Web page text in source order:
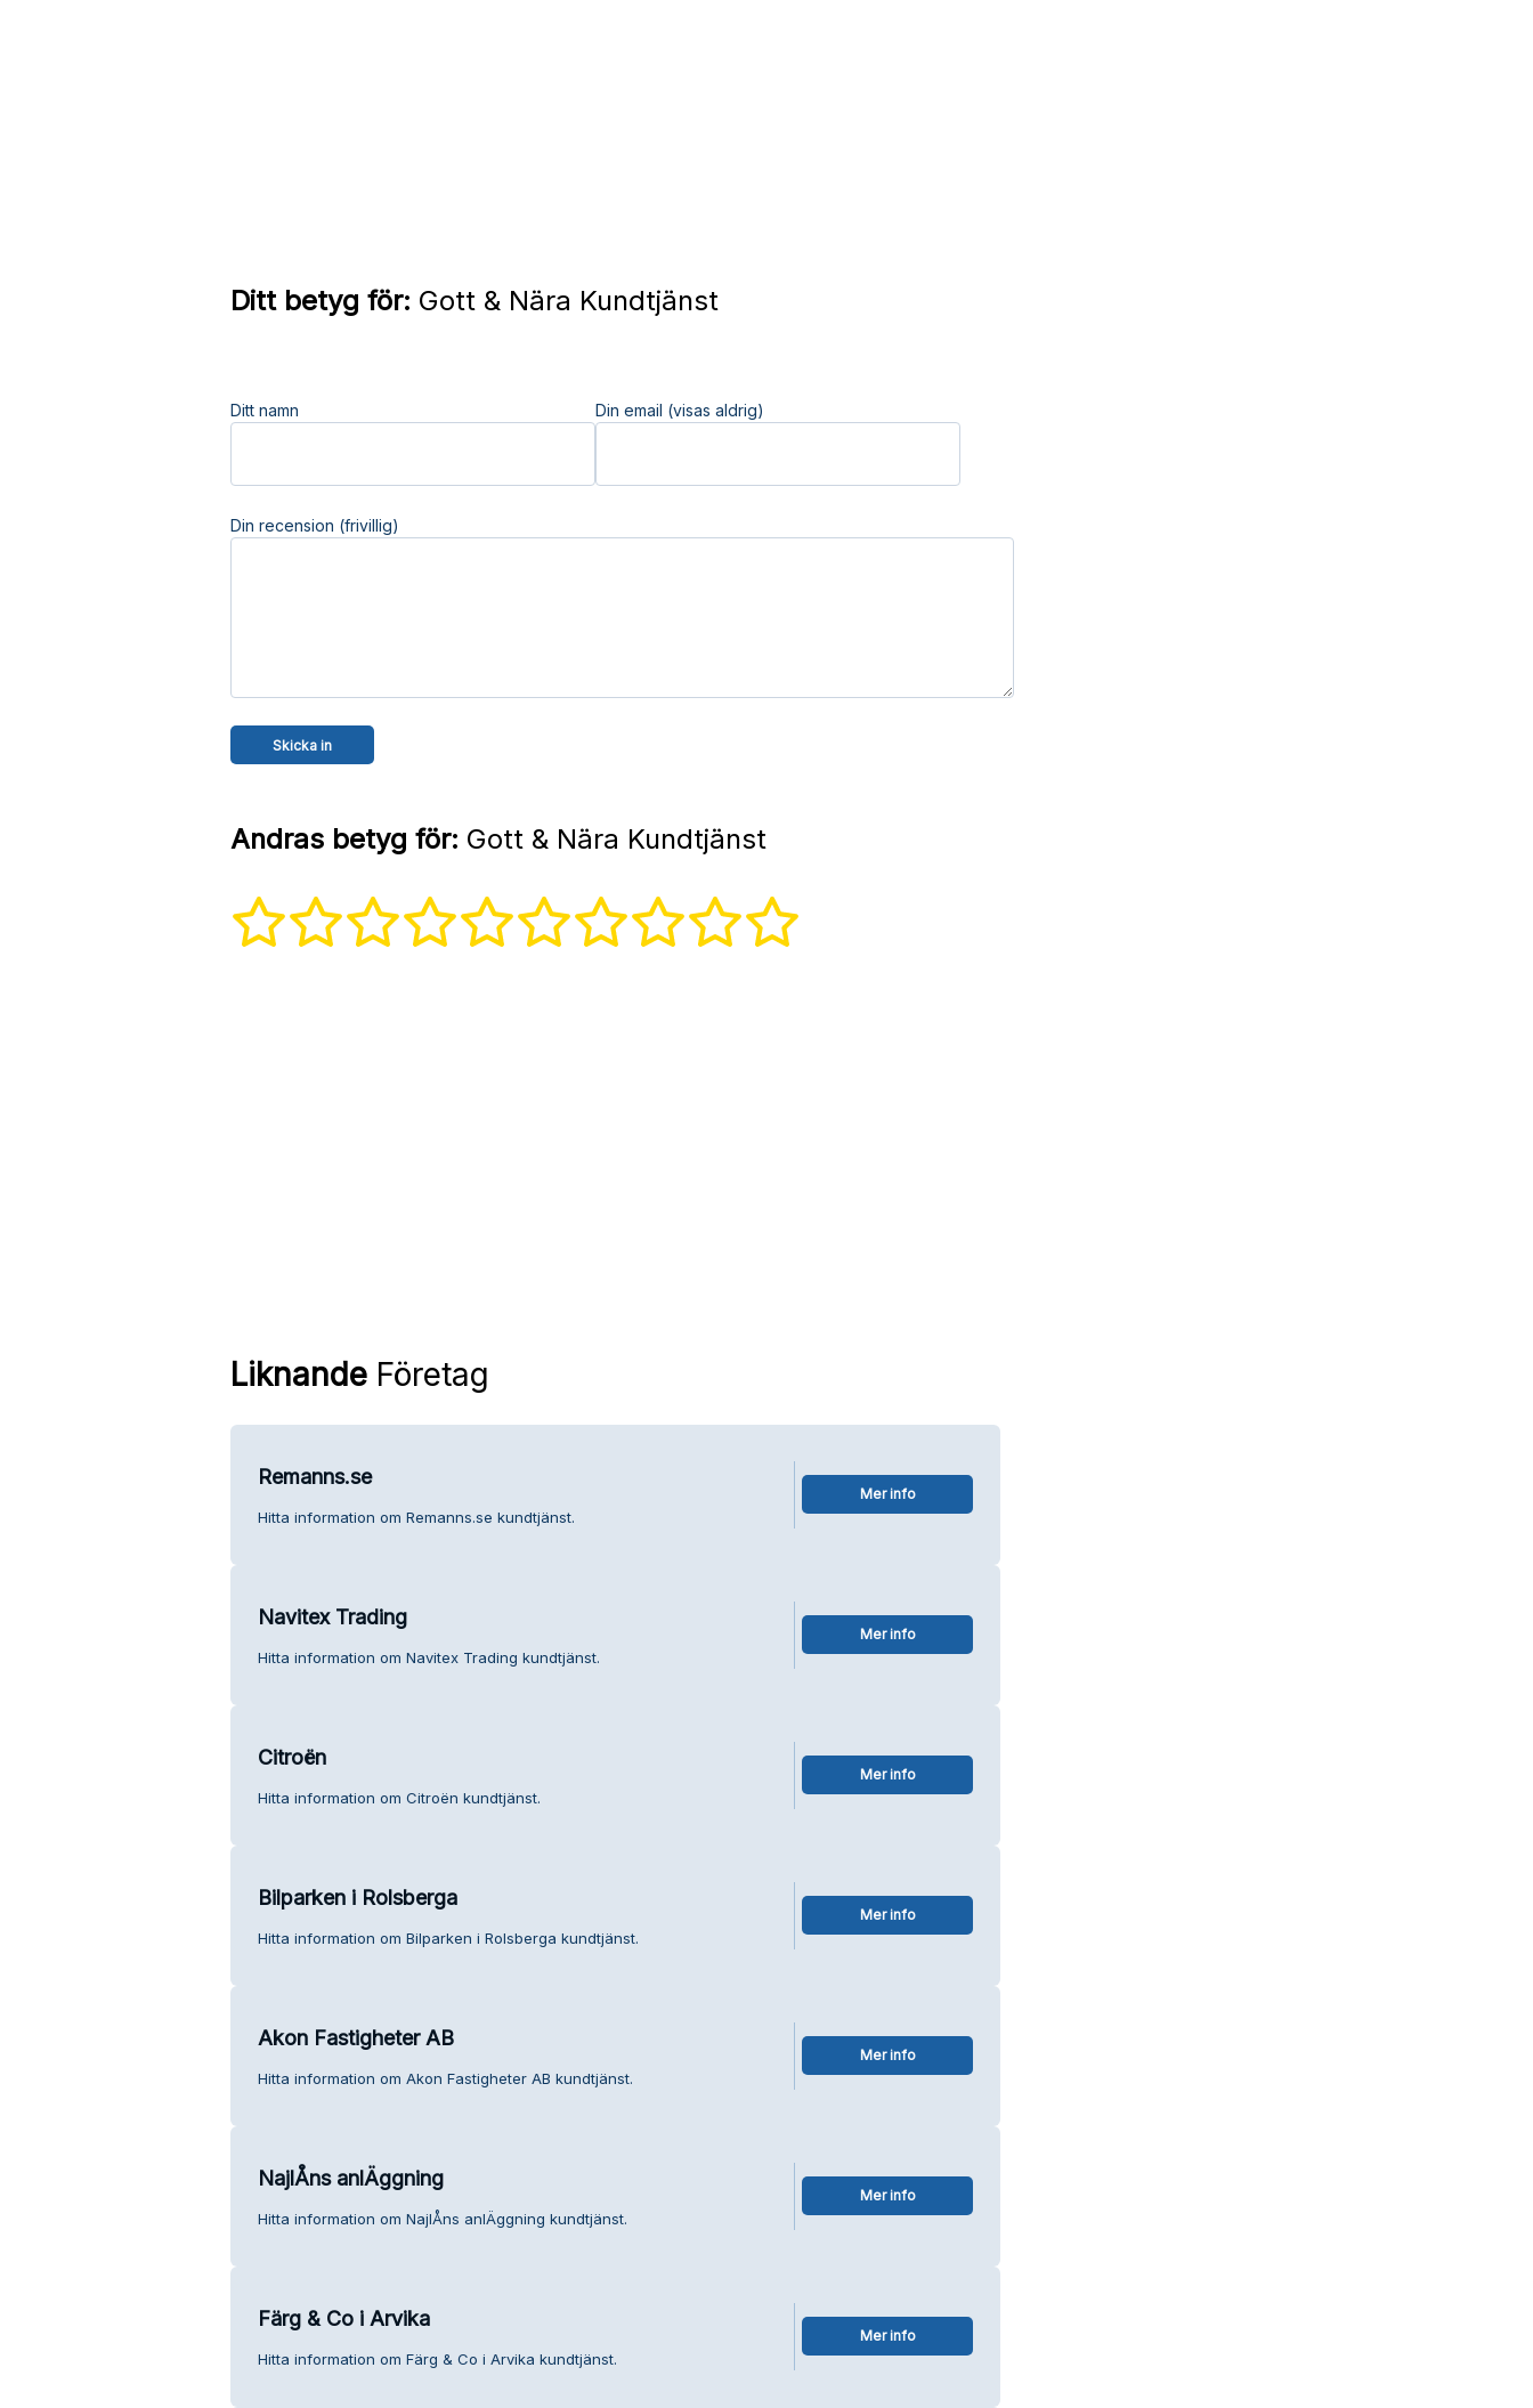
Ditt betyg för: Gott & Nära Kundtjänst
Ditt namn Din email (visas aldrig)
Din recension (frivillig)
Andras betyg för: Gott & Nära Kundtjänst
LiknandeFöretag
Remanns.se
Hitta information om Remanns.se kundtjänst.
Mer info
Navitex Trading
Hitta information om Navitex Trading kundtjänst.
Mer info
Citroën
Hitta information om Citroën kundtjänst.
Mer info
Bilparken i Rolsberga
Hitta information om Bilparken i Rolsberga kundtjänst.
Mer info
Akon Fastigheter AB
Hitta information om Akon Fastigheter AB kundtjänst.
Mer info
NajlÅns anlÄggning
Hitta information om NajlÅns anlÄggning kundtjänst.
Mer info
Färg & Co i Arvika
Hitta information om Färg & Co i Arvika kundtjänst.
Mer info